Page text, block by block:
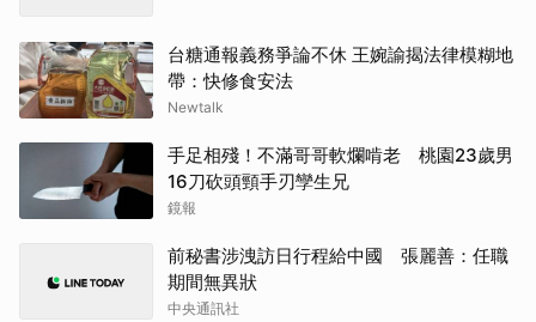
台糖通報義務爭論不休 王婉諭揭法律模糊地
帶：快修食安法
Newtalk
手足相殘！不滿哥哥軟爛啃老 桃園23歲男
16刀砍頭頸手刃孿生兄
鏡報
前秘書涉洩訪日行程給中國 張麗善：任職
期間無異狀
中央通訊社